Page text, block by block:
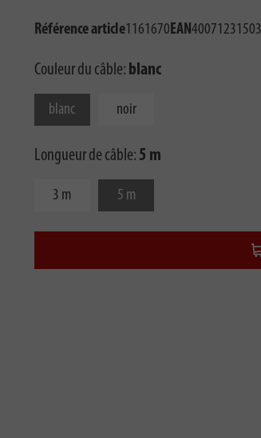
Référence article1161670EAN
Couleur du câble: blanc
blanc noir
Longueur de câble: 5 m
3 m 5 m